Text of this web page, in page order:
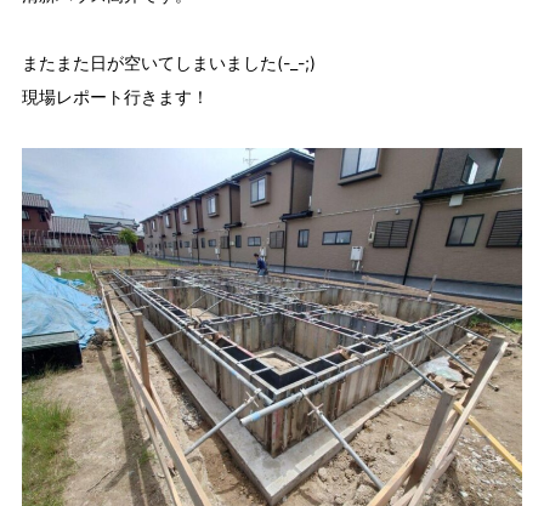
またまた日が空いてしまいました(-_-;)
現場レポート行きます！